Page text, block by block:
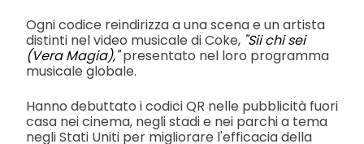
Ogni codice reindirizza a una scena e un artista
distinti nel video musicale di Coke, "Sii chi sei
(Vera Magia),"presentato nel loro programma
musicale globale.
Hanno debuttato i codici QR nelle pubblicità fuori
casa nei cinema, negli stadi e nei parchi a tema
negli Stati Uniti per migliorare l'efficacia della